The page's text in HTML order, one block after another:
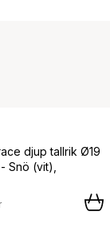
djup tallrik Ø19
Snö (vit),